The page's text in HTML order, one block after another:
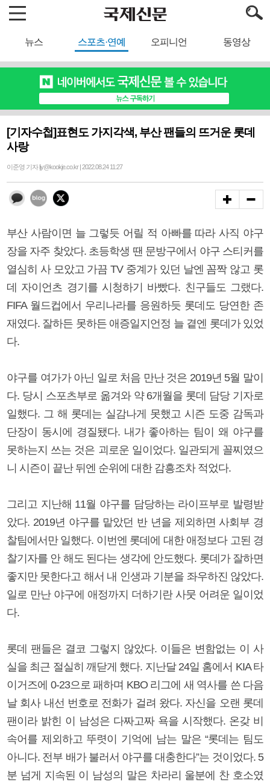
뉴스 스포츠·연예 오피니언 동영상
[기자수첩]표현도 가지각색, 부산 팬들의 뜨거운 롯데
사랑
이준영 기자 ljy@kookje.co.kr | 2022.08.24 11:27
부산 사람이면 늘 그렇듯 어릴 적 아빠를 따라 사직 야구
장을 자주 찾았다. 초등학생 땐 문방구에서 야구 스티커를
열심히 사 모았고 가끔 TV 중계가 있던 날엔 꼼짝 않고 롯
데 자이언츠 경기를 시청하기 바빴다. 친구들도 그랬다.
FIFA 월드컵에서 우리나라를 응원하듯 롯데도 당연한 존
재였다. 잘하든 못하든 애증일지언정 늘 곁엔 롯데가 있었
다.
야구를 여가가 아닌 일로 처음 만난 것은 2019년 5월 말이
다. 당시 스포츠부로 옮겨와 약 6개월을 롯데 담당 기자로
일했다. 그 해 롯데는 실감나게 못했고 시즌 도중 감독과
단장이 동시에 경질됐다. 내가 좋아하는 팀이 왜 야구를
못하는지 쓰는 것은 괴로운 일이었다. 일관되게 꼴찌였으
니 시즌이 끝난 뒤엔 순위에 대한 감흥조차 적었다.
그리고 지난해 11월 야구를 담당하는 라이프부로 발령받
았다. 2019년 야구를 맡았던 반 년을 제외하면 사회부 경
찰팀에서만 일했다. 이번엔 롯데에 대한 애정보다 고된 경
찰기자를 안 해도 된다는 생각에 안도했다. 롯데가 잘하면
좋지만 못한다고 해서 내 인생과 기분을 좌우하진 않았다.
일로 만난 야구에 애정까지 더하기란 사뭇 어려운 일이었
다.
롯데 팬들은 결코 그렇지 않았다. 이들은 변함없는 이 사
실을 최근 절실히 깨닫게 했다. 지난달 24일 홈에서 KIA 타
이거즈에 0-23으로 패하며 KBO 리그에 새 역사를 쓴 다음
날 회사 내선 번호로 전화가 걸려 왔다. 자신을 오랜 롯데
팬이라 밝힌 이 남성은 다짜고짜 욕을 시작했다. 온갖 비
속어를 제외하고 뚜렷이 기억에 남는 말은 “롯데는 팀도
아니다. 전부 배가 불러서 야구를 대충한다”는 것이었다. 5
분 넘게 지속된 이 남성의 말은 차라리 울분에 찬 호소였